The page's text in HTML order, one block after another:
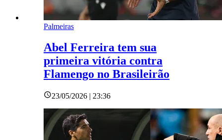
Palmeiras
Abel Ferreira tem sua
primeira vitória contra
Flamengo no Brasileirão
23/05/2026 | 23:36